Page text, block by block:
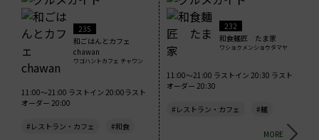
235
和ごはんとカフェ
chawan
ワゴハントカフェ チャワン
11:00～21:00 ラストイン 20:00ラスト
オーダー 20:00
#レストラン・カフェ #和食
232
和食麺匠 たま家
ワショクメンショウタマヤ
11:00～21:00 ラストイン 20:30 ラスト
オーダー 20:30
#レストラン・カフェ #麺
MORE